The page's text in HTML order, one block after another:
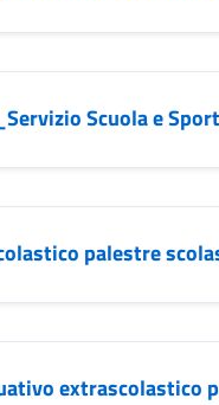
Scuola e Sport
palestre
extrascolastico